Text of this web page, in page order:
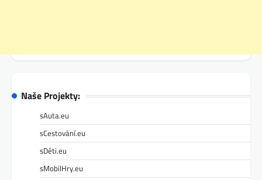
Naše Projekty:
sAuta.eu
sCestování.eu
sDěti.eu
sMobilHry.eu